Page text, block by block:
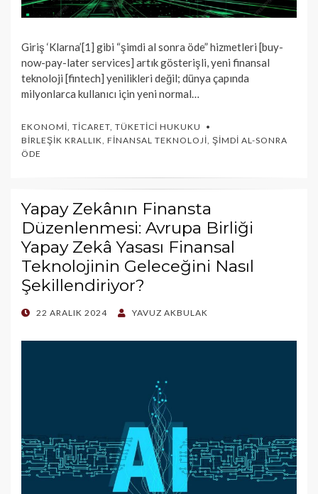
Giriş ‘Klarna’[1] gibi “şimdi al sonra öde” hizmetleri [buy-
now-pay-later services] artık gösterişli, yeni finansal
teknoloji [fintech] yenilikleri değil; dünya çapında
milyonlarca kullanıcı için yeni normal…
EKONOMI, TICARET, TÜKETICI HUKUKU
BIRLEŞIK KRALLIK, FINANSAL TEKNOLOJI, ŞIMDI AL-SONRA
ÖDE
Yapay Zekânın Finansta
Düzenlenmesi: Avrupa Birliği
Yapay Zekâ Yasası Finansal
Teknolojinin Geleceğini Nasıl
Şekillendiriyor?
POSTED
22 ARALIK 2024 YAVUZ AKBULAK